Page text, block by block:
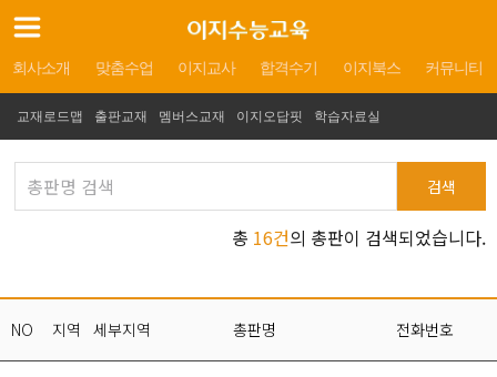
회사소개 맞춤수업 이지교사 합격수기 이지북스 커뮤니티
교재로드맵 출판교재 멤버스교재 이지오답핏 학습자료실
검색
총 16건의 총판이 검색되었습니다.
NO 지역 세부지역 총판명 전화번호